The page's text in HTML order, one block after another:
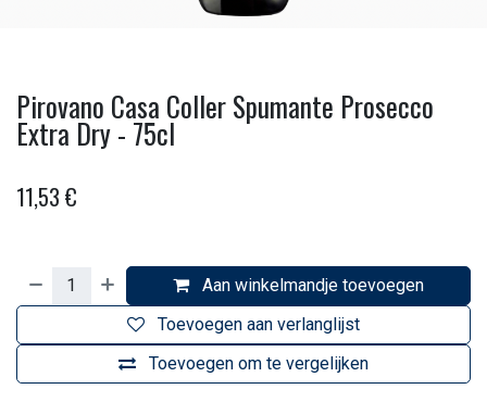
Pirovano Casa Coller Spumante Prosecco
Extra Dry - 75cl
11,53 €
Aan winkelmandje toevoegen
Toevoegen om te vergelijken
Toevoegen aan verlanglijst